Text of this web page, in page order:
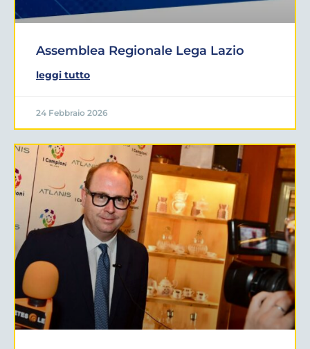
Assemblea Regionale Lega Lazio
leggi tutto
24 Febbraio 2026